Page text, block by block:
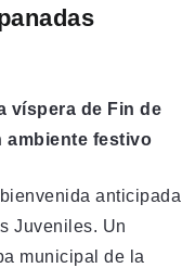
víspera de Fin de
ambiente festivo
anticipada
Juveniles. Un
municipal de la